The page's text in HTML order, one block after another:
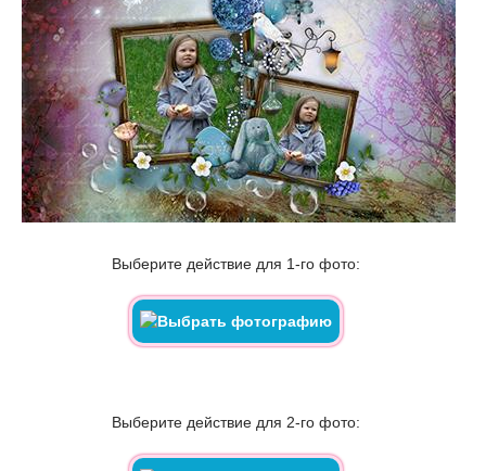
Выберите действие для 1-го фото:
Выберите действие для 2-го фото: